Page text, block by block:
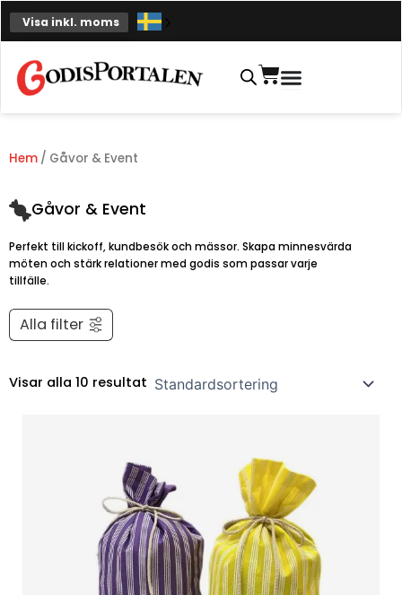
Hoppa
till
Visa inkl. moms
Varukorg
Hem / Gåvor & Event
Gåvor & Event
Perfekt till kickoff, kundbesök och mässor. Skapa minnesvärda
möten och stärk relationer med godis som passar varje
tillfälle.
Alla filter
Visar alla 10 resultat